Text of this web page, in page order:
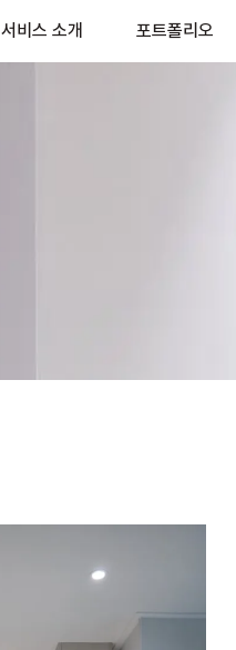
서비스 소개 포트폴리오